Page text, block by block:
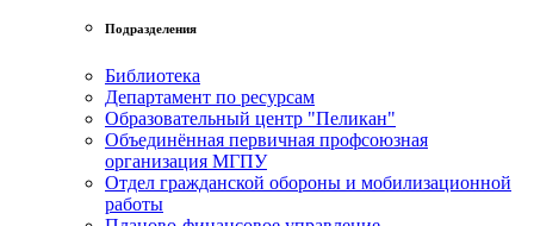
Подразделения
Библиотека
Департамент по ресурсам
Образовательный центр "Пеликан"
Объединённая первичная профсоюзная
организация МГПУ
Отдел гражданской обороны и мобилизационной
работы